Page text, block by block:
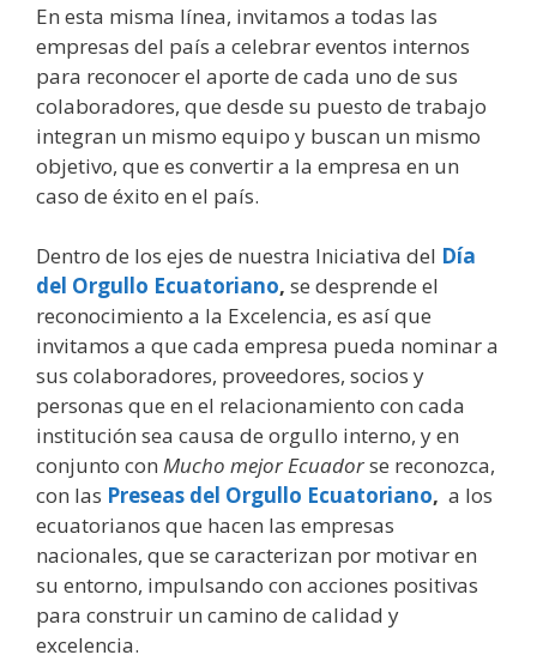
En esta misma línea, invitamos a todas las
empresas del país a celebrar eventos internos
para reconocer el aporte de cada uno de sus
colaboradores, que desde su puesto de trabajo
integran un mismo equipo y buscan un mismo
objetivo, que es convertir a la empresa en un
caso de éxito en el país.
Dentro de los ejes de nuestra Iniciativa del Día
del Orgullo Ecuatoriano, se desprende el
reconocimiento a la Excelencia, es así que
invitamos a que cada empresa pueda nominar a
sus colaboradores, proveedores, socios y
personas que en el relacionamiento con cada
institución sea causa de orgullo interno, y en
conjunto con Mucho mejor Ecuadorse reconozca,
con las Preseas del Orgullo Ecuatoriano, a los
ecuatorianos que hacen las empresas
nacionales, que se caracterizan por motivar en
su entorno, impulsando con acciones positivas
para construir un camino de calidad y
excelencia.